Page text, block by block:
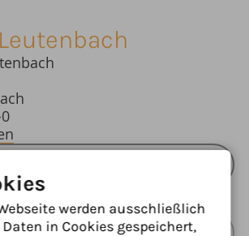
werden ausschließlich
in Cookies gespeichert,